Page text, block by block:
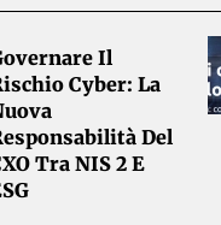
Il
Cyber: La
Del
Tra NIS 2 E